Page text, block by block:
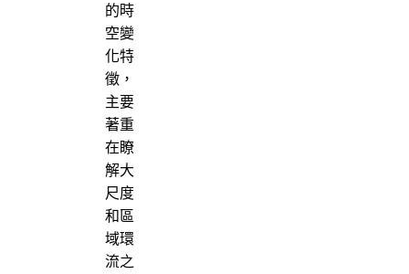
的時
空變
化特
徵，
主要
著重
在瞭
解大
尺度
和區
域環
流之